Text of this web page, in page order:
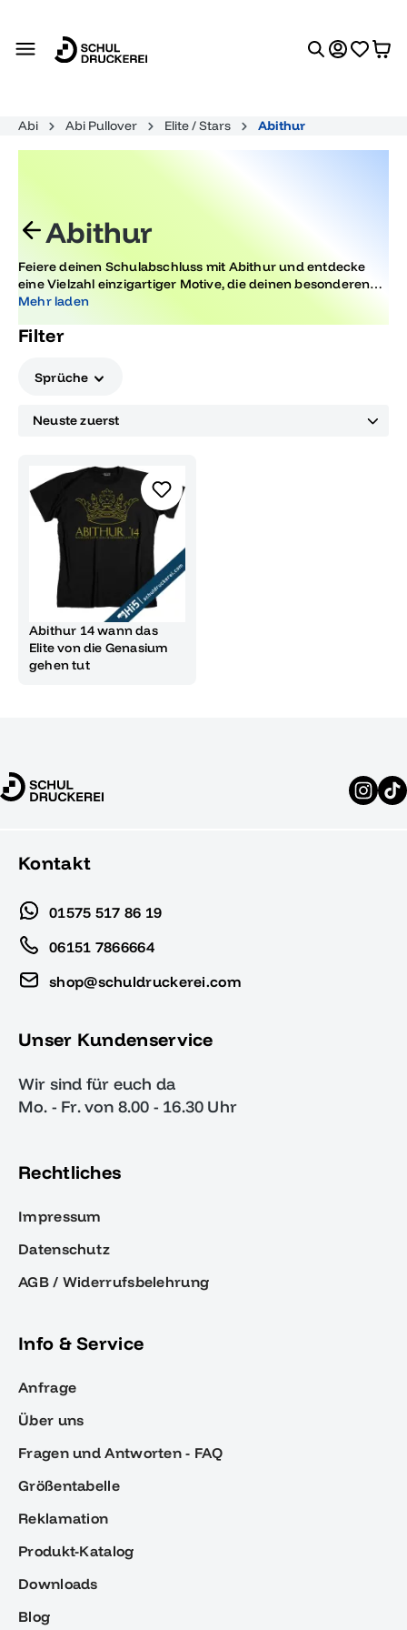
Abi Abi Pullover Elite / Stars Abithur
Abithur
Feiere deinen Schulabschluss mit Abithur und entdecke
eine Vielzahl einzigartiger Motive, die deinen besonderen
Moment stilvoll und unvergesslich machen. Unsere Designs
zu erweisen und diesen Meilenstein gebührend zu feiern.
Mehr laden
Filter
Sprüche
Abithur 14 wann das
Elite von die Genasium
gehen tut
Kontakt
01575 517 86 19
06151 7866664
shop@schuldruckerei.com
Unser Kundenservice
Wir sind für euch da
Mo. - Fr. von 8.00 - 16.30 Uhr
Rechtliches
Impressum
Datenschutz
AGB / Widerrufsbelehrung
Info & Service
Anfrage
Über uns
Fragen und Antworten - FAQ
Größentabelle
Reklamation
Produkt-Katalog
Downloads
Blog